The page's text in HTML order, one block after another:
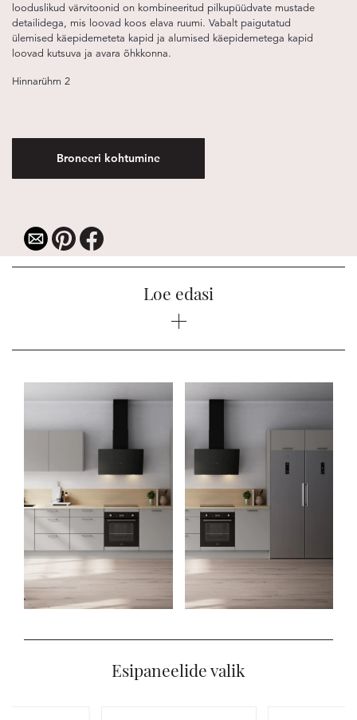
looduslikud värvitoonid on kombineeritud pilkupüüdvate mustade
detailidega, mis loovad koos elava ruumi. Vabalt paigutatud
ülemised käepidemeteta kapid ja alumised käepidemetega kapid
loovad kutsuva ja avara õhkkonna.
Hinnarühm 2
Broneeri kohtumine
Loe edasi
Esipaneelide valik